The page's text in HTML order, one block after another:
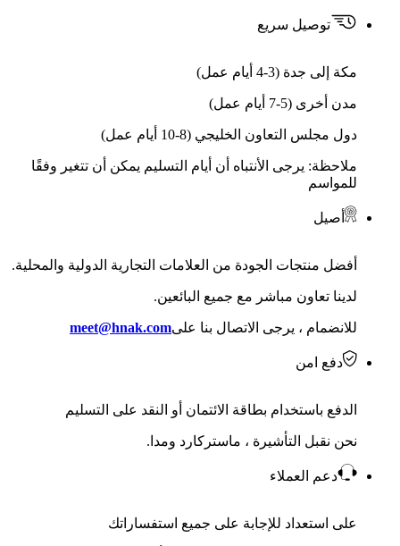
توصيل سريع
مكة إلى جدة (3-4 أيام عمل)
مدن أخرى (5-7 أيام عمل)
دول مجلس التعاون الخليجي (8-10 أيام عمل)
ملاحظة: يرجى الأنتباه أن أيام التسليم يمكن أن تتغير وفقًا
للمواسم
أصيل
أفضل منتجات الجودة من العلامات التجارية الدولية والمحلية.
لدينا تعاون مباشر مع جميع البائعين.
للانضمام ، يرجى الاتصال بنا علىmeet@hnak.com
دفع امن
الدفع باستخدام بطاقة الائتمان أو النقد على التسليم
نحن نقبل التأشيرة ، ماستركارد ومدا.
دعم العملاء
على استعداد للإجابة على جميع استفساراتك